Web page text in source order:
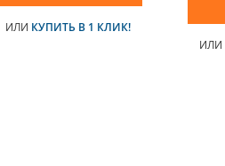
ИЛИ КУПИТЬ В 1 КЛИК!
ИЛИ